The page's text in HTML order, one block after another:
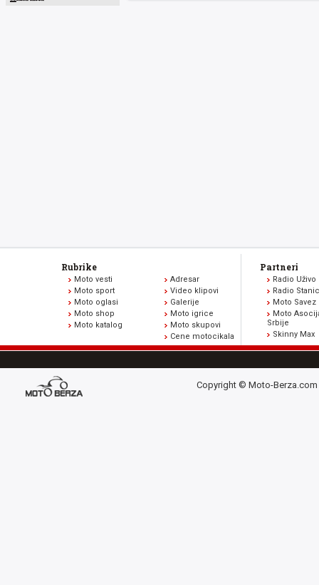
Rubrike
Moto vesti
Moto sport
Moto oglasi
Moto shop
Moto katalog
Adresar
Video klipovi
Galerije
Moto igrice
Moto skupovi
Cene motocikala
Partneri
Radio Uživo
Radio
Moto Savez
Moto
Srbije
Skinny Max
Copyright © Moto-Berza.com